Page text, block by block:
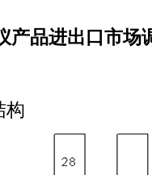
产品进出口市场